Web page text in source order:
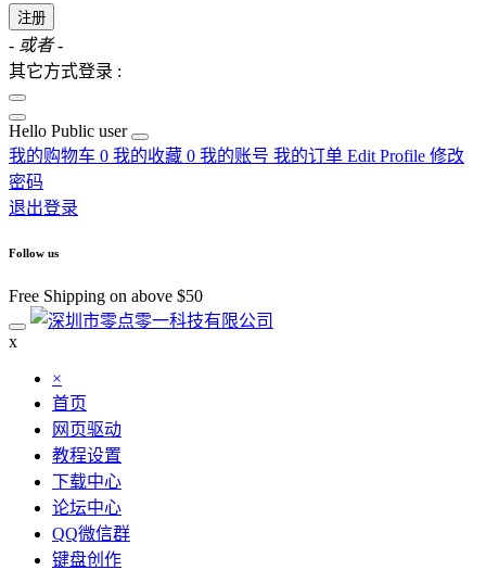
注册
- 或者 -
其它方式登录 :
Hello Public user
我的购物车 0 我的收藏 0 我的账号 我的订单 Edit Profile 修改
密码
退出登录
Follow us
Free Shipping on above $50
x
×
首页
网页驱动
教程设置
下载中心
论坛中心
QQ微信群
键盘创作